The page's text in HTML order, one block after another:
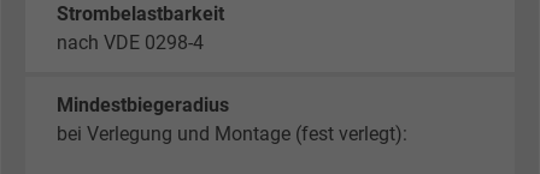
Strombelastbarkeit
nach VDE 0298-4
Mindestbiegeradius
bei Verlegung und Montage (fest verlegt):